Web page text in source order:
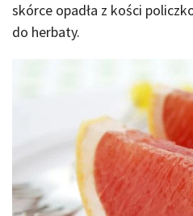
skórce opadła z kości
do herbaty.